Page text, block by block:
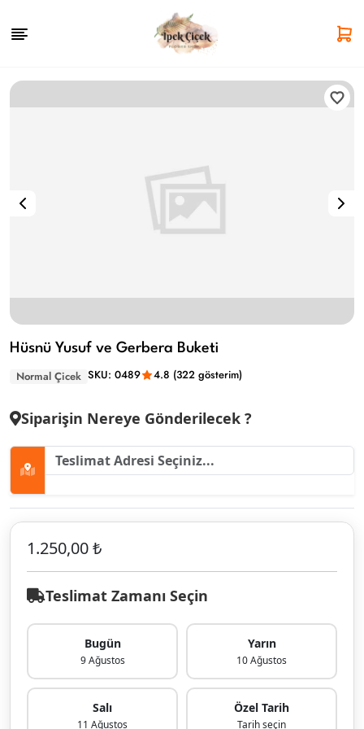
Hüsnü Yusuf ve Gerbera Buketi
Normal Çicek SKU: 0489 4.8 (322 gösterim)
Siparişin Nereye Gönderilecek ?
1.250,00 ₺
Teslimat Zamanı Seçin
Bugün
9 Ağustos
Yarın
10 Ağustos
Salı
11 Ağustos
Özel Tarih
Tarih seçin